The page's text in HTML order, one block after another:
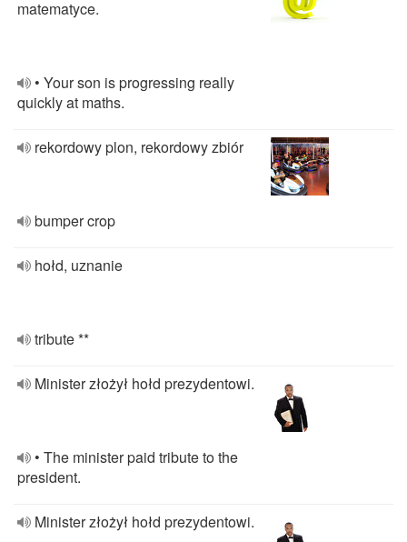
matematyce.
• Your son is progressing really
quickly at maths.
rekordowy plon, rekordowy zbiór
bumper crop
hołd, uznanie
tribute **
Minister złożył hołd prezydentowi.
• The minister paid tribute to the
president.
Minister złożył hołd prezydentowi.